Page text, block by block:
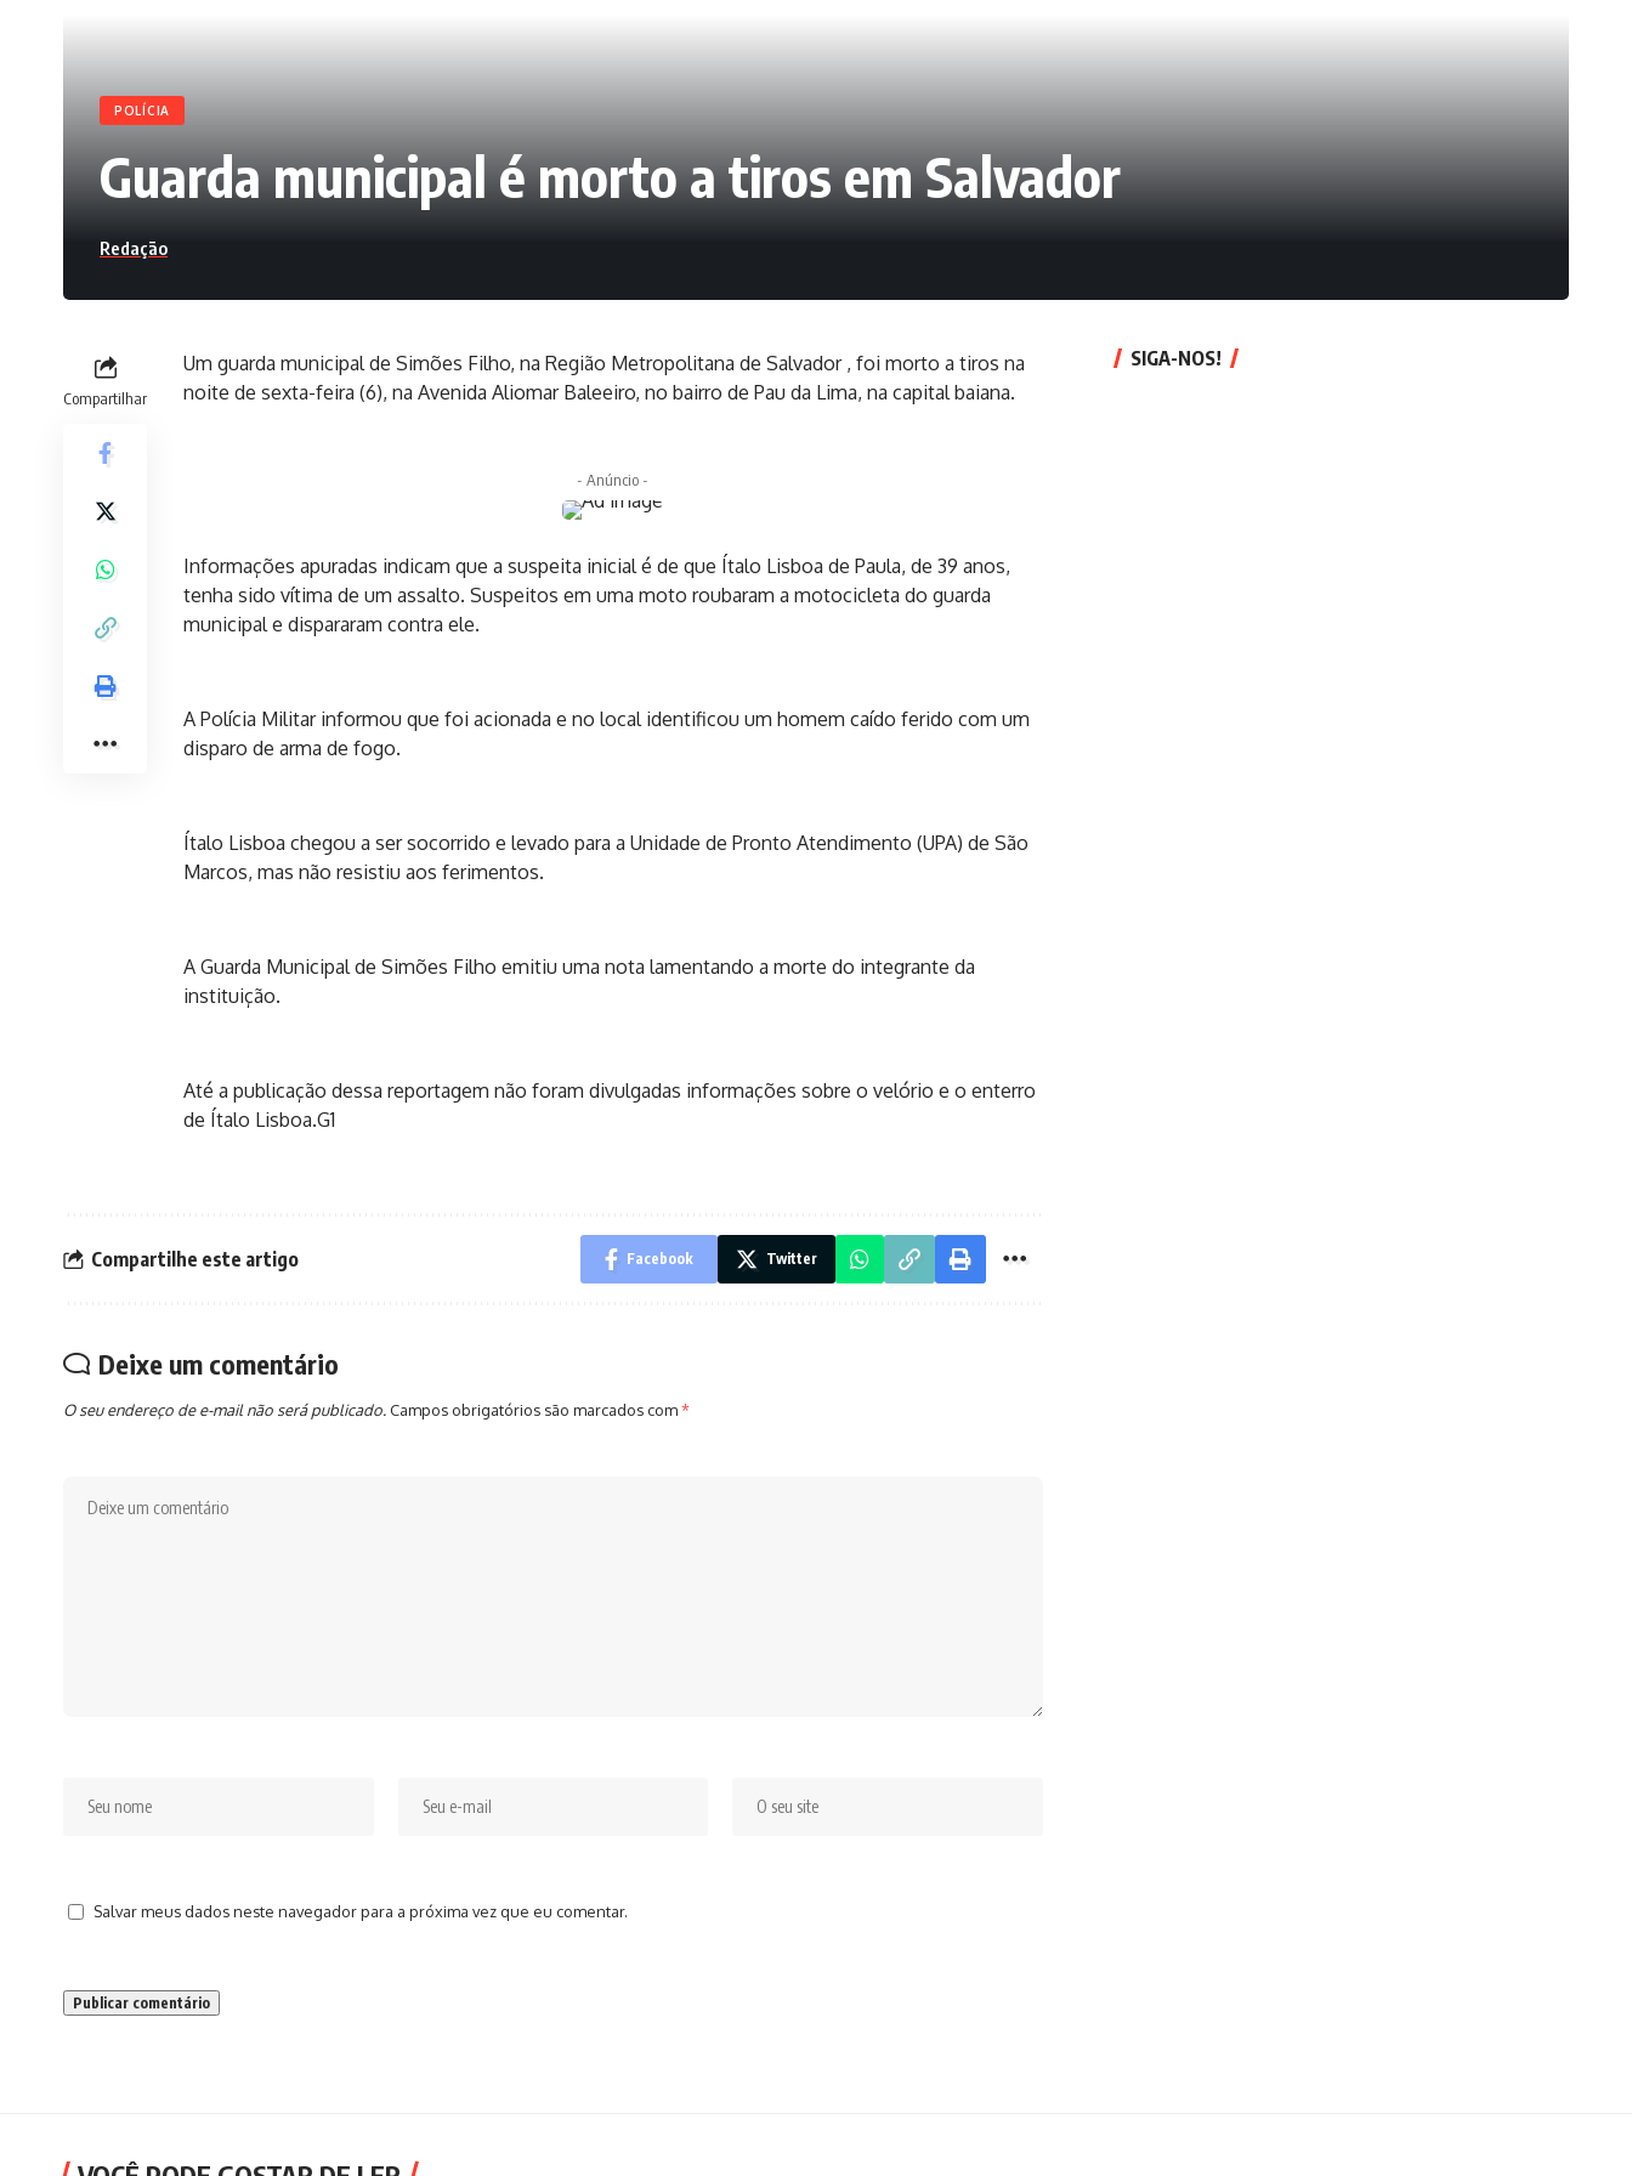
POLÍCIA
Guarda municipal é morto a tiros em Salvador
Redação
Compartilhar
Um guarda municipal de Simões Filho, na Região Metropolitana de Salvador , foi morto a tiros na
noite de sexta-feira (6), na Avenida Aliomar Baleeiro, no bairro de Pau da Lima, na capital baiana.
- Anúncio -
Informações apuradas indicam que a suspeita inicial é de que Ítalo Lisboa de Paula, de 39 anos,
tenha sido vítima de um assalto. Suspeitos em uma moto roubaram a motocicleta do guarda
municipal e dispararam contra ele.
A Polícia Militar informou que foi acionada e no local identificou um homem caído ferido com um
disparo de arma de fogo.
Ítalo Lisboa chegou a ser socorrido e levado para a Unidade de Pronto Atendimento (UPA) de São
Marcos, mas não resistiu aos ferimentos.
A Guarda Municipal de Simões Filho emitiu uma nota lamentando a morte do integrante da
instituição.
Até a publicação dessa reportagem não foram divulgadas informações sobre o velório e o enterro
de Ítalo Lisboa.G1
Compartilhe este artigo Facebook Twitter
Deixe um comentário
O seu endereço de e-mail não será publicado. Campos obrigatórios são marcados com*
Salvar meus dados neste navegador para a próxima vez que eu comentar.
SIGA-NOS!